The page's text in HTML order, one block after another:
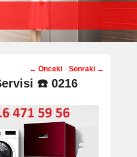
Post
navigation
← Önceki Sonraki →
☎️ 0216